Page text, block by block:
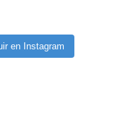
en Instagram